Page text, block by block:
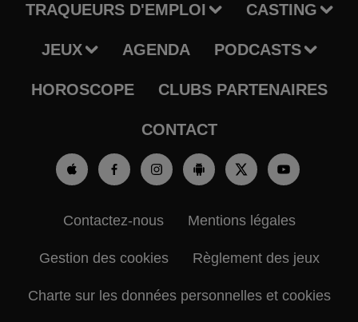
TRAQUEURS D'EMPLOI CASTING
JEUX AGENDA PODCASTS
HOROSCOPE CLUBS PARTENAIRES
CONTACT
Contactez-nous Mentions légales
Gestion des cookies Règlement des jeux
Charte sur les données personnelles et cookies